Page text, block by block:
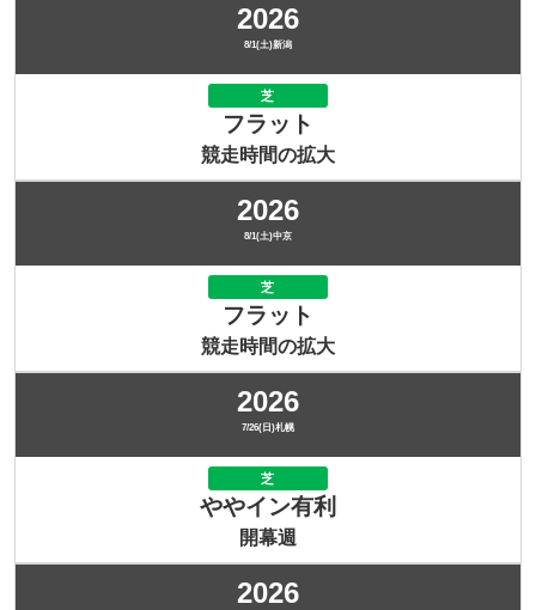
2026
8/1(土)新潟
芝
フラット
競走時間の拡大
2026
8/1(土)中京
芝
フラット
競走時間の拡大
2026
7/26(日)札幌
芝
ややイン有利
開幕週
2026